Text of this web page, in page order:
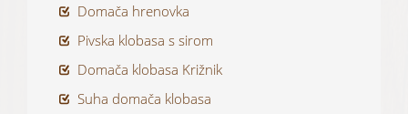
Domača hrenovka
Pivska klobasa s sirom
Domača klobasa Križnik
Suha domača klobasa